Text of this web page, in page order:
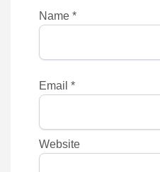
Name *
Email *
Website